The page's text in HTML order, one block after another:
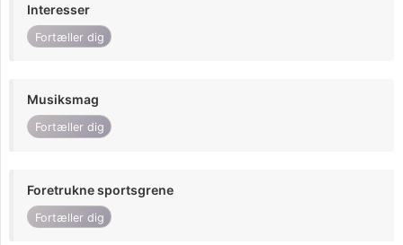
Interesser
Fortæller dig
Musiksmag
Fortæller dig
Foretrukne sportsgrene
Fortæller dig